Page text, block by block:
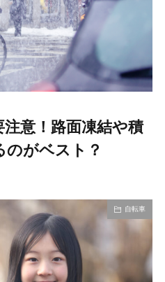
意！路面凍結や積
のがベスト？
自転車